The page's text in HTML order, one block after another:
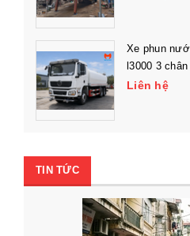
Xe phun
l3000 3 chân
Liên hệ
TIN TỨC